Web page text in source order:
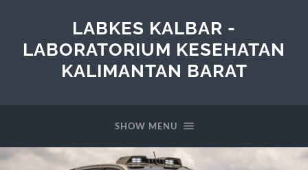
LABKES KALBAR -
LABORATORIUM KESEHATAN
KALIMANTAN BARAT
SHOW MENU